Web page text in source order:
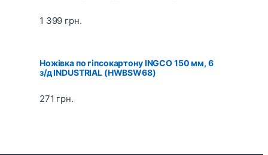
1 399 грн.
Ножівка по гіпсокартону INGCO 150 мм, 6
з/д INDUSTRIAL (HWBSW68)
271 грн.